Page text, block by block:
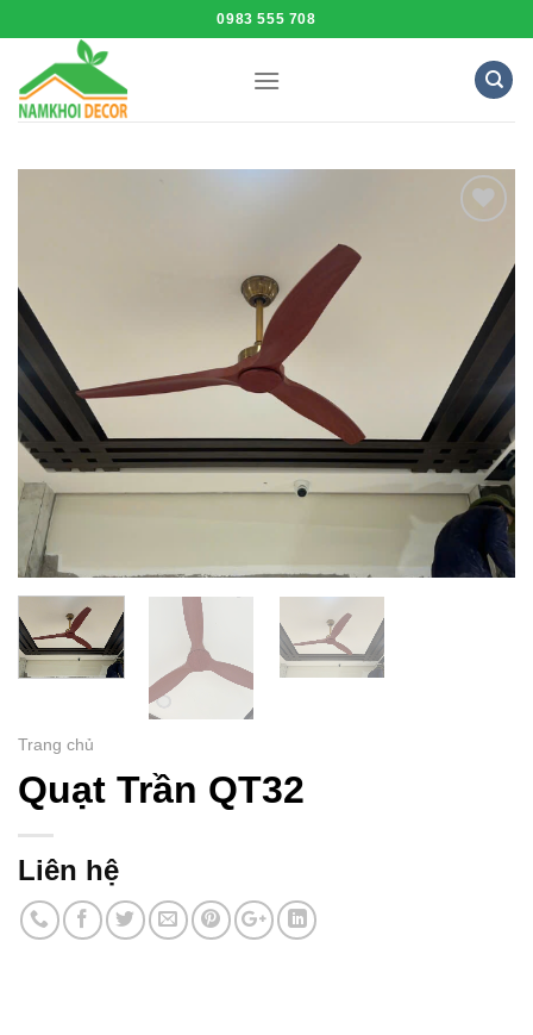
to
content
0983 555 708
Trang chủ
Quạt Trần QT32
Liên hệ